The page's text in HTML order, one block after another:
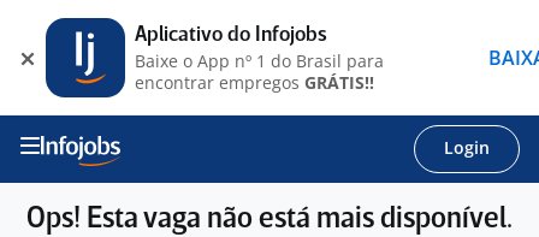
Login
Ops! Esta vaga não está mais disponível.
Aplicativo do Infojobs
Baixe o App nº 1 do Brasil para
encontrar empregos GRÁTIS!!